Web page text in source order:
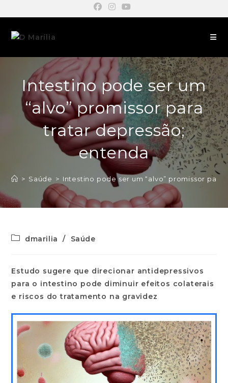
Intestino pode ser um
“alvo” promissor para
tratar depressão;
entenda
> Saúde > Intestino pode ser um “alvo” promissor
dmarilia / Saúde
Estudo sugere que direcionar antidepressivos
para o intestino pode diminuir efeitos colaterais
e riscos do tratamento na gravidez